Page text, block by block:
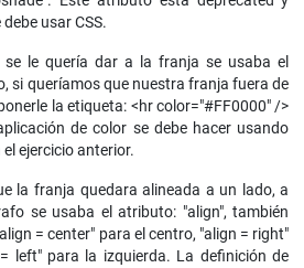
usar CSS.
le quería dar a la franja se usaba el
si queríamos que nuestra franja fuera de
la etiqueta: <hr color="#FF0000" />
de color se debe hacer usando
ejercicio anterior.
la franja quedara alineada a un lado, a
se usaba el atributo: "align", también
= center" para el centro, "align = right"
left" para la izquierda. La definición de